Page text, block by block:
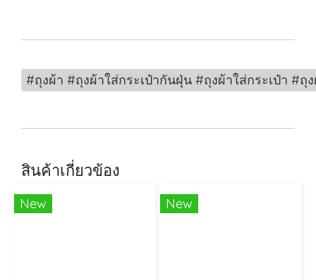
#ถุงผ้า #ถุงผ้าใส่กระเป๋ากันฝุ่น #ถุงผ้าใส่กระเป๋า #
สินค้าเกี่ยวข้อง
New New